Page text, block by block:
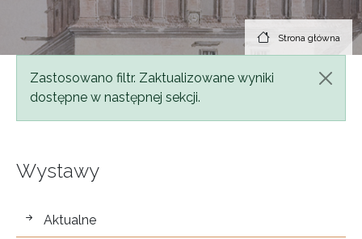
Strona główna
Komunikat
Zastosowano filtr. Zaktualizowane wyniki
dostępne w następnej sekcji.
Wystawy
wystawy
Aktualne